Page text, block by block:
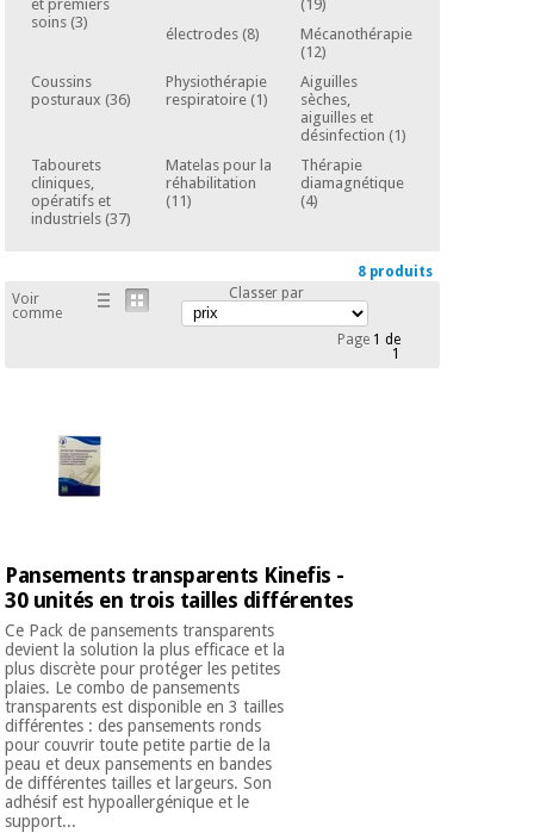
Orthopédie
Instruments
Sports
jeux
Armoires
sanitaires
(déstockage)
et premiers
soins (3)
(19)
électrodes (8)
Mécanothérapie
(12)
Coussins
posturaux (36)
Physiothérapie
respiratoire (1)
Aiguilles
sèches,
aiguilles et
désinfection (1)
Tabourets
cliniques,
opératifs et
industriels (37)
Matelas pour la
réhabilitation
(11)
Thérapie
diamagnétique
(4)
8 produits
Voir
comme
Classer par
Page1 de
1
Pansements transparents Kinefis -
30 unités en trois tailles différentes
Ce Pack de pansements transparents
devient la solution la plus efficace et la
plus discrète pour protéger les petites
plaies. Le combo de pansements
transparents est disponible en 3 tailles
différentes : des pansements ronds
pour couvrir toute petite partie de la
peau et deux pansements en bandes
de différentes tailles et largeurs. Son
adhésif est hypoallergénique et le
support...